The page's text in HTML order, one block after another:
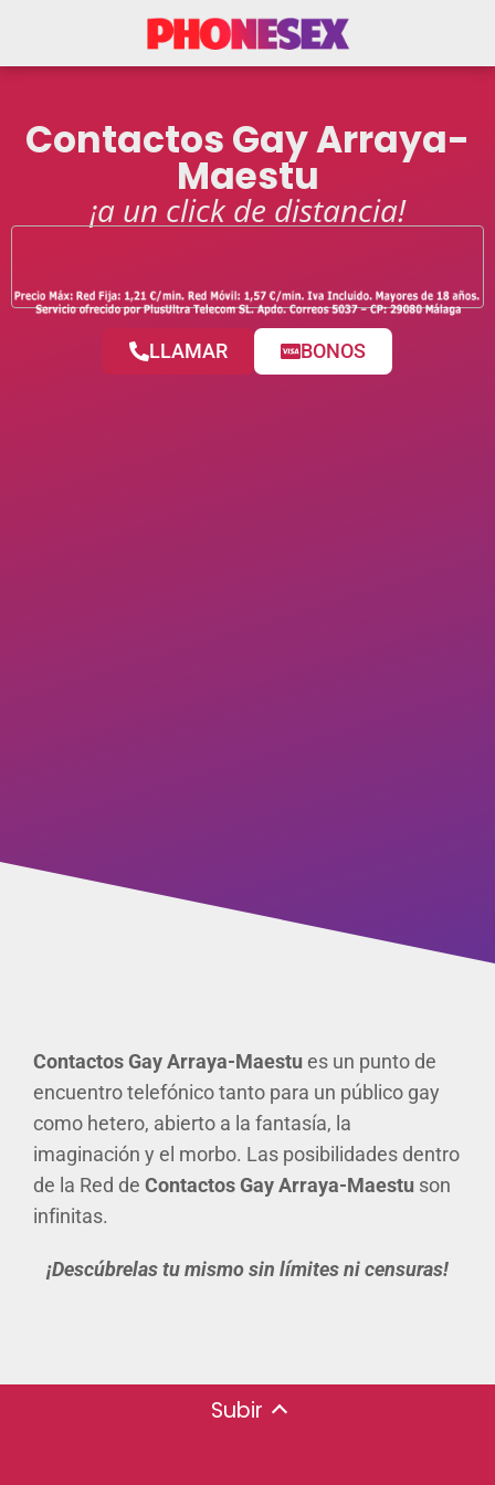
Contactos Gay Arraya-
Maestu
¡a un click de distancia!
LLAMAR BONOS
Contactos Gay Arraya-Maestu es un punto de
encuentro telefónico tanto para un público gay
como hetero, abierto a la fantasía, la
imaginación y el morbo. Las posibilidades dentro
de la Red de Contactos Gay Arraya-Maestu son
infinitas.
¡Descúbrelas tu mismo sin límites ni censuras!
Subir